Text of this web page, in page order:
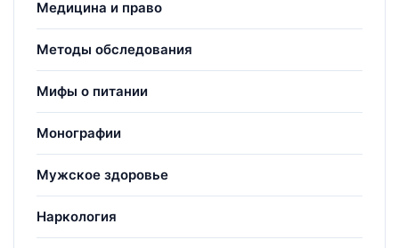
Медицина и право
Методы обследования
Мифы о питании
Монографии
Мужское здоровье
Наркология